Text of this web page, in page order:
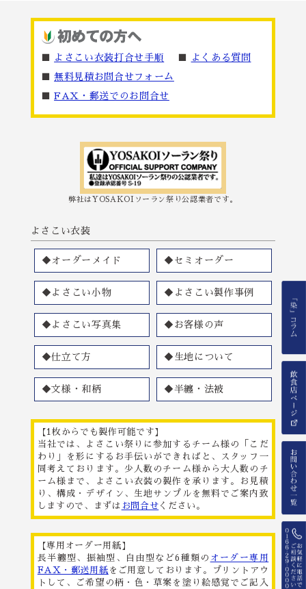
■ よさこい衣装打合せ手順 ■
よくある質問
■無料見積お問合せフォーム
■FAX・郵送でのお問合せ
弊社はYOSAKOIソーラン祭り公認業者です。
よさこい衣装
◆オーダーメイド ◆セミオーダー
◆よさこい小物 ◆よさこい製作事例
◆よさこい写真集 ◆お客様の声
◆仕立て方 ◆生地について
◆文様・和柄 ◆半纏・法被
【1枚からでも製作可能です】
当社では、よさこい祭りに参加するチーム様の「こだ
わり」を形にするお手伝いができればと、スタッフ一
同考えております。少人数のチーム様から大人数のチ
ーム様まで、よさこい衣装の製作を承ります。お見積
り、構成・デザイン、生地サンプルを無料でご案内致
しますので、まずは お問合せ ください。
【専用オーダー用紙】
長半纏型、振袖型、自由型など6種類の オーダー専用
FAX・郵送用紙 をご用意しております。プリントアウ
トして、ご希望の柄・色・草案を塗り絵感覚でご記入